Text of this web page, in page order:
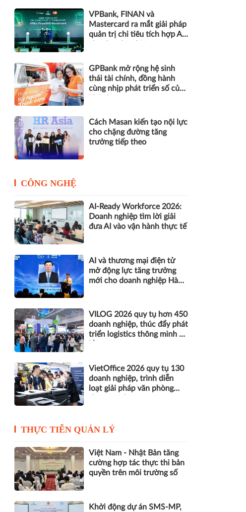
VPBank, FINAN và
Mastercard ra mắt giải pháp
quản trị chi tiêu tích hợp AI
GPBank mở rộng hệ sinh
thái tài chính, đồng hành
cùng nhịp phát triển số của
Cách Masan kiến tạo nội lực
cho chặng đường tăng
trưởng tiếp theo
CÔNG NGHỆ
AI-Ready Workforce 2026:
Doanh nghiệp tìm lời giải
đưa AI vào vận hành thực tế
AI và thương mại điện tử
mở động lực tăng trưởng
mới cho doanh nghiệp Hà
VILOG 2026 quy tụ hơn 450
doanh nghiệp, thúc đẩy phát
triển logistics thông minh và
VietOffice 2026 quy tụ 130
doanh nghiệp, trình diễn
loạt giải pháp văn phòng
THỰC TIỄN QUẢN LÝ
Việt Nam - Nhật Bản tăng
cường hợp tác thực thi bản
quyền trên môi trường số
Khởi động dự án SMS-MP,